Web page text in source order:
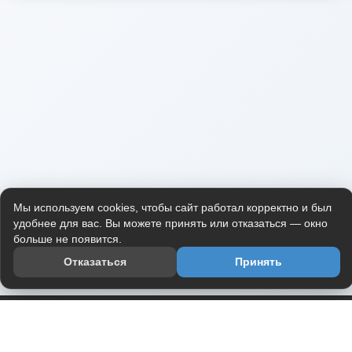
Мы используем cookies, чтобы сайт работал корректно и был
удобнее для вас. Вы можете принять или отказаться — окно
больше не появится.
Отказаться
Принять